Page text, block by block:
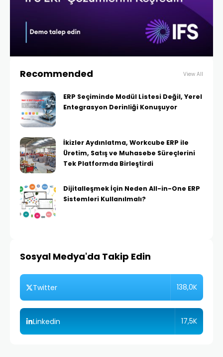
Recommended View All
ERP Seçiminde Modül Listesi Değil, Yerel
Entegrasyon Derinliği Konuşuyor
İkizler Aydınlatma, Workcube ERP ile
Üretim, Satış ve Muhasebe Süreçlerini
Tek Platformda Birleştirdi
Dijitalleşmek İçin Neden All-in-One ERP
Sistemleri Kullanılmalı?
Sosyal Medya'da Takip Edin
Twitter 138,0K
Linkedin 17,5K